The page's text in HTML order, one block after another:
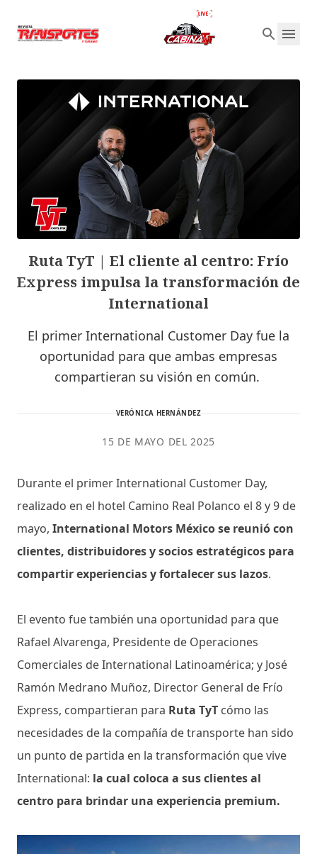
Ruta TyT | El cliente al centro: Frío
Express impulsa la transformación de
International
El primer International Customer Day fue la
oportunidad para que ambas empresas
compartieran su visión en común.
VERÓNICA HERNÁNDEZ
15 DE MAYO DEL 2025
Durante el primer International Customer Day,
realizado en el hotel Camino Real Polanco el 8 y 9 de
mayo, International Motors México se reunió con
clientes, distribuidores y socios estratégicos para
compartir experiencias y fortalecer sus lazos.
El evento fue también una oportunidad para que
Rafael Alvarenga, Presidente de Operaciones
Comerciales de International Latinoamérica; y José
Ramón Medrano Muñoz, Director General de Frío
Express, compartieran para Ruta TyT cómo las
necesidades de la compañía de transporte han sido
un punto de partida en la transformación que vive
International: la cual coloca a sus clientes al
centro para brindar una experiencia premium.